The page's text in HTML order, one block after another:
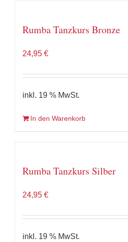
Rumba Tanzkurs Bronze
24,95 €
inkl. 19 % MwSt.
In den Warenkorb
Rumba Tanzkurs Silber
24,95 €
inkl. 19 % MwSt.